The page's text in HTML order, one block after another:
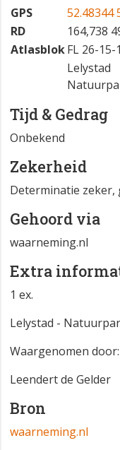
GPS
52.48344
RD
164,738
AtlasblokFL 26-15-
Lelystad
Tijd & Gedrag
Onbekend
Zekerheid
Determinatie zeker,
Gehoord via
waarneming.nl
Extra
1 ex.
Lelystad -
Waargenomen door:
Leendert de Gelder
Bron
waarneming.nl